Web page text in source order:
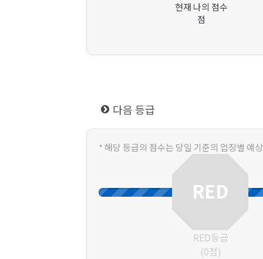
현재 나의 점수
점
다음 등급
* 해당 등급의 점수는 당일 기준의 업장별 예
RED
RED등급
(0점)